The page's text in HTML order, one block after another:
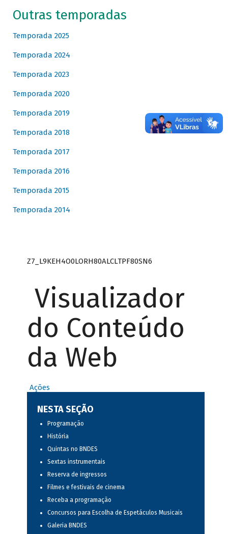
Outras temporadas
Temporada 2025
Temporada 2024
Temporada 2023
Temporada 2020
Temporada 2019
Temporada 2018
Temporada 2017
Temporada 2016
Temporada 2015
Temporada 2014
Z7_L9KEH4O0LORH80ALCLTPF80SN6
Visualizador
do Conteúdo
da Web
Ações
NESTA SEÇÃO
Programação
História
Quintas no BNDES
Sextas instrumentais
Reserva de ingressos
Filmes e festivais de cinema
Receba a programação
Concursos para Escolha de Espetáculos Musicais
Galeria BNDES